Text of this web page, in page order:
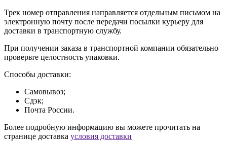
Трек номер отправления направляется отдельным письмом на
электронную почту после передачи посылки курьеру для
доставки в транспортную службу.
При получении заказа в транспортной компании обязательно
проверьте целостность упаковки.
Способы доставки:
Самовывоз;
Сдэк;
Почта России.
Более подробную информацию вы можете прочитать на
странице доставка условия доставки